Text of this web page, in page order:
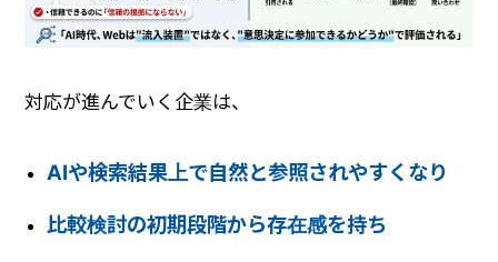
対応が進んでいく企業は、
AIや検索結果上で自然と参照されやすくなり
比較検討の初期段階から存在感を持ち